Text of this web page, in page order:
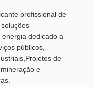
profissional de
dedicado a
públicos,
de
e